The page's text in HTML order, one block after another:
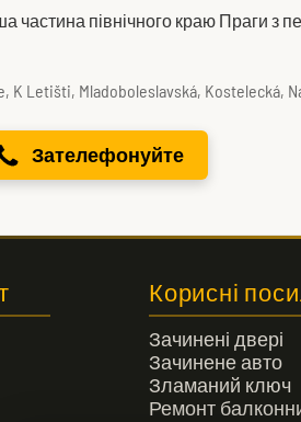
частина північного краю Праги
K Letišti, Mladoboleslavská, Kostelecká,
Зателефонуйте
Корисні
Зачинені двері
Зачинене авто
Зламаний ключ
Ремонт